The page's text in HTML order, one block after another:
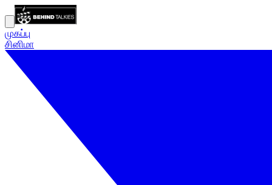
முகப்பு
சினிமா